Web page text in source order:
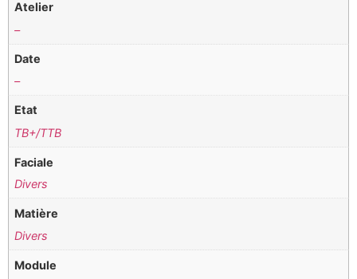
Atelier
–
Date
–
Etat
TB+/TTB
Faciale
Divers
Matière
Divers
Module